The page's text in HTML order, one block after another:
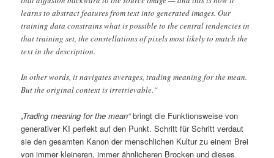
learns to abstract features from text into generated images. Our
training data constrains what is possible to the central tendencies in
that training set, the constellations of pixels most likely to match the
text in the description.
In other words, it navigates averages, trading meaning for the mean.
But the original context is irretrievable.“
„Trading meaning for the mean“bringt die Funktionsweise von
generativer KI perfekt auf den Punkt. Schritt für Schritt verdaut
sie den gesamten Kanon der menschlichen Kultur zu einem Brei
von immer kleineren, immer ähnlicheren Brocken und dieses